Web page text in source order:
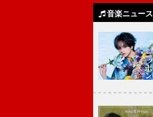
音楽ニュース